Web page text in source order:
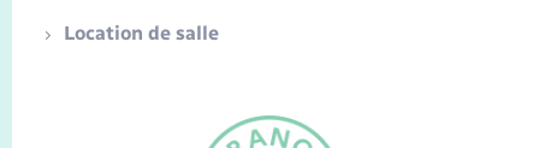
Location de salle